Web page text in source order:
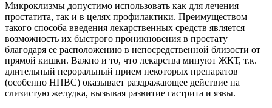
Микроклизмы допустимо использовать как для лечения
простатита, так и в целях профилактики. Преимуществом
такого способа введения лекарственных средств является
возможность их быстрого проникновения в простату
благодаря ее расположению в непосредственной близости от
прямой кишки. Важно и то, что лекарства минуют ЖКТ, т.к.
длительный пероральный прием некоторых препаратов
(особенно НПВС) оказывает раздражающее действие на
слизистую желудка, вызывая развитие гастрита и язвы.